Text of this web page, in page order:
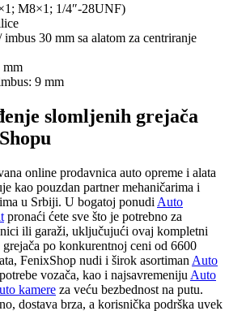
M8×1; 1/4″-28UNF)
30 mm sa alatom za centriranje
mm
9 mm
slomljenih grejača
online prodavnica auto opreme i alata
kao pouzdan partner mehaničarima i
u Srbiji. U bogatoj ponudi Auto
pronaći ćete sve što je potrebno za
ili garaži, uključujući ovaj kompletni
po konkurentnoj ceni od 6600
FenixShop nudi i širok asortiman Auto
vozača, kao i najsavremeniju Auto
kamere za veću bezbednost na putu.
dostava brza, a korisnička podrška uvek